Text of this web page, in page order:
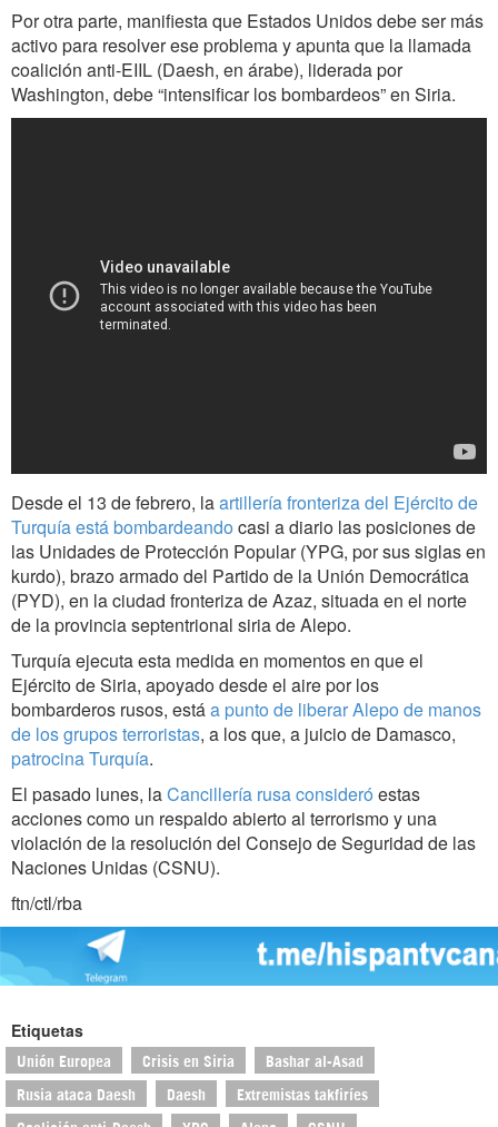
Por otra parte, manifiesta que Estados Unidos debe ser más
activo para resolver ese problema y apunta que la llamada
coalición anti-EIIL (Daesh, en árabe), liderada por
Washington, debe “intensificar los bombardeos” en Siria.
Desde el 13 de febrero, laartillería fronteriza del Ejército de
Turquía está bombardeando casi a diario las posiciones de
las Unidades de Protección Popular (YPG, por sus siglas en
kurdo), brazo armado del Partido de la Unión Democrática
(PYD), en la ciudad fronteriza de Azaz, situada en el norte
de la provincia septentrional siria de Alepo.
Turquía ejecuta esta medida en momentos en que el
Ejército de Siria, apoyado desde el aire por los
bombarderos rusos, estáa punto de liberar Alepo de manos
de los grupos terroristas, a los que, a juicio de Damasco,
patrocina Turquía.
El pasado lunes, laCancillería rusa consideró estas
acciones como un respaldo abierto al terrorismo y una
violación de la resolución del Consejo de Seguridad de las
Naciones Unidas (CSNU).
ftn/ctl/rba
Etiquetas
Unión Europea Crisis en Siria Bashar al-Asad
Rusia ataca Daesh Daesh Extremistas takfiríes